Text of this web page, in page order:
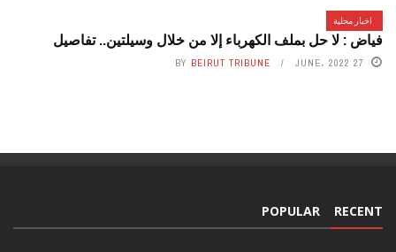
اخبار محلية
فياض : لا حل بملف الكهرباء إلا من خلال وسيلتين.. تفاصيل
27 JUNE، 2022 BY BEIRUT TRIBUNE
RECENT
POPULAR